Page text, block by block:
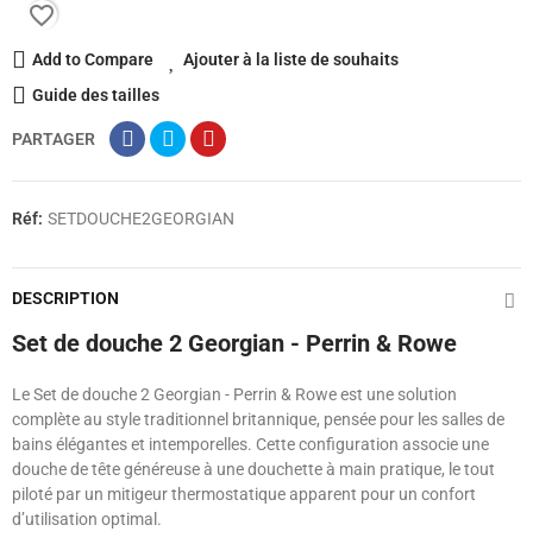
favorite_border
Add to Compare
Ajouter à la liste de souhaits
Guide des tailles
PARTAGER
Réf: SETDOUCHE2GEORGIAN
DESCRIPTION
Set de douche 2 Georgian - Perrin & Rowe
Le Set de douche 2 Georgian - Perrin & Rowe est une solution
complète au style traditionnel britannique, pensée pour les salles de
bains élégantes et intemporelles. Cette configuration associe une
douche de tête généreuse à une douchette à main pratique, le tout
piloté par un mitigeur thermostatique apparent pour un confort
d’utilisation optimal.